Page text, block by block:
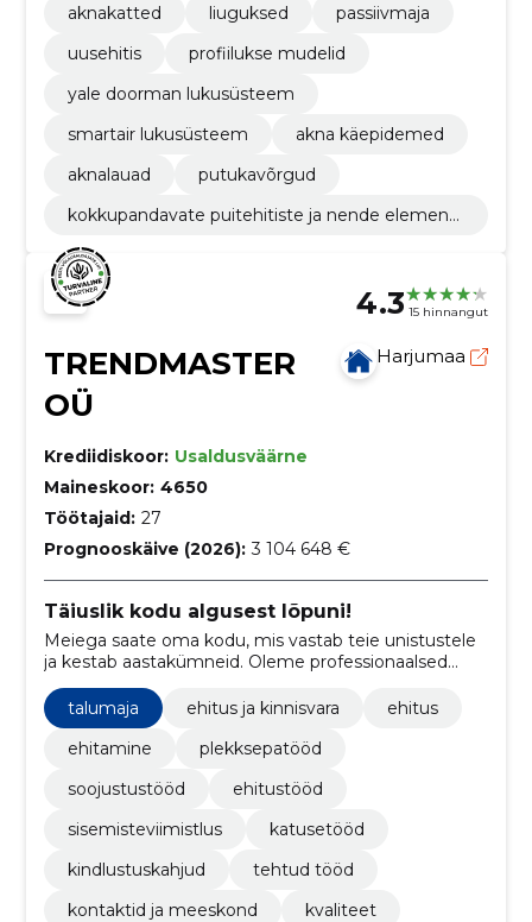
aknakatted
liuguksed
passiivmaja
uusehitis
profiilukse mudelid
yale doorman lukusüsteem
smartair lukusüsteem
akna käepidemed
aknalauad
putukavõrgud
kokkupandavate puitehitiste ja nende elementi
4.3 15 hinnangut
TRENDMASTER
OÜ
Harjumaa
Krediidiskoor: Usaldusväärne
Maineskoor: 4650
Töötajaid: 27
Prognooskäive (2026): 3 104 648 €
Täiuslik kodu algusest lõpuni!
Meiega saate oma kodu, mis vastab teie unistustele
ja kestab aastakümneid. Oleme professionaalsed
spetsialistid, kes saavad hakkama ka kõige
keerukamate projektidega.
talumaja ehitus ja kinnisvara
ehitus
ehitamine
plekksepatööd
soojustustööd
ehitustööd
sisemisteviimistlus
katusetööd
kindlustuskahjud
tehtud tööd
kontaktid ja meeskond
kvaliteet